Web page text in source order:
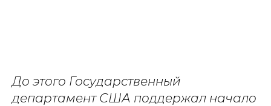
До этого Государственный
департамент США поддержал начало